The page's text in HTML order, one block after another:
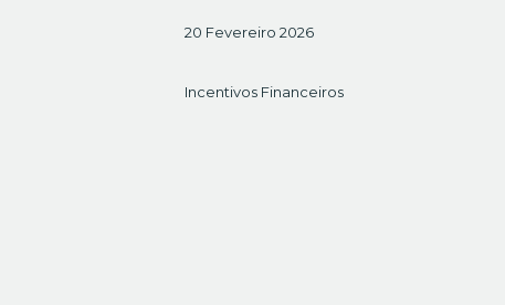
20 Fevereiro 2026
Incentivos Financeiros